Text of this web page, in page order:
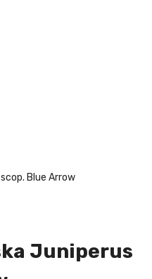
Blue Arrow
Juniperus